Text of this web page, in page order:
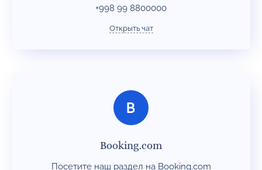
+998 99 8800000
Открыть чат
Booking.com
Посетите наш раздел на Booking.com